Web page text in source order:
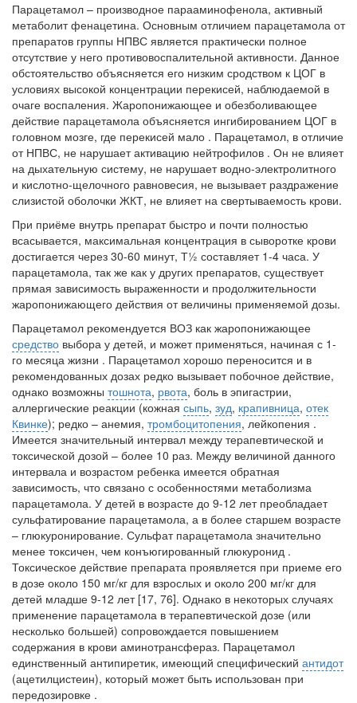
Парацетамол – производное парааминофенола, активный
метаболит фенацетина. Основным отличием парацетамола от
препаратов группы НПВС является практически полное
отсутствие у него противовоспалительной активности. Данное
обстоятельство объясняется его низким сродством к ЦОГ в
условиях высокой концентрации перекисей, наблюдаемой в
очаге воспаления. Жаропонижающее и обезболивающее
действие парацетамола объясняется ингибированием ЦОГ в
головном мозге, где перекисей мало . Парацетамол, в отличие
от НПВС, не нарушает активацию нейтрофилов . Он не влияет
на дыхательную систему, не нарушает водно-электролитного
и кислотно-щелочного равновесия, не вызывает раздражение
слизистой оболочки ЖКТ, не влияет на свертываемость крови.
При приёме внутрь препарат быстро и почти полностью
всасывается, максимальная концентрация в сыворотке крови
достигается через 30-60 минут, Т½ составляет 1-4 часа. У
парацетамола, так же как у других препаратов, существует
прямая зависимость выраженности и продолжительности
жаропонижающего действия от величины применяемой дозы.
Парацетамол рекомендуется ВОЗ как жаропонижающее
средство выбора у детей, и может применяться, начиная с 1-
го месяца жизни . Парацетамол хорошо переносится и в
рекомендованных дозах редко вызывает побочное действие,
однако возможны тошнота, рвота, боль в эпигастрии,
аллергические реакции (кожная сыпь, зуд, крапивница, отек
Квинке); редко – анемия, тромбоцитопения, лейкопения .
Имеется значительный интервал между терапевтической и
токсической дозой – более 10 раз. Между величиной данного
интервала и возрастом ребенка имеется обратная
зависимость, что связано с особенностями метаболизма
парацетамола. У детей в возрасте до 9-12 лет преобладает
сульфатирование парацетамола, а в более старшем возрасте
– глюкуронирование. Сульфат парацетамола значительно
менее токсичен, чем конъюгированный глюкуронид .
Токсическое действие препарата проявляется при приеме его
в дозе около 150 мг/кг для взрослых и около 200 мг/кг для
детей младше 9-12 лет [17, 76]. Однако в некоторых случаях
применение парацетамола в терапевтической дозе (или
несколько большей) сопровождается повышением
содержания в крови аминотрансфераз. Парацетамол
единственный антипиретик, имеющий специфический антидот
(ацетилцистеин), который может быть использован при
передозировке .